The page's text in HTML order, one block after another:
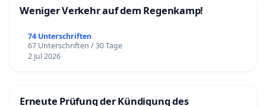
Weniger Verkehr auf dem Regenkamp!
74 Unterschriften
67 Unterschriften / 30 Tage
2 Jul 2026
Erneute Prüfung der Kündigung des